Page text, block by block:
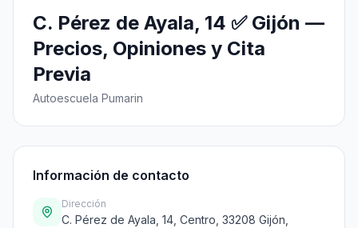
C. Pérez de Ayala, 14 ✅ Gijón —
Precios, Opiniones y Cita
Previa
Autoescuela Pumarin
Información de contacto
Dirección
C. Pérez de Ayala, 14, Centro, 33208 Gijón,